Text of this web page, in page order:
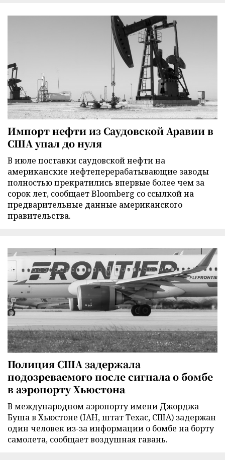
Импорт нефти из Саудовской Аравии в
США упал до нуля
В июле поставки саудовской нефти на
американские нефтеперерабатывающие заводы
полностью прекратились впервые более чем за
сорок лет, сообщает Bloomberg со ссылкой на
предварительные данные американского
правительства.
Полиция США задержала
подозреваемого после сигнала о бомбе
в аэропорту Хьюстона
В международном аэропорту имени Джорджа
Буша в Хьюстоне (IAH, штат Техас, США) задержан
один человек из-за информации о бомбе на борту
самолета, сообщает воздушная гавань.